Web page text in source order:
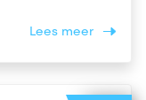
Lees meer